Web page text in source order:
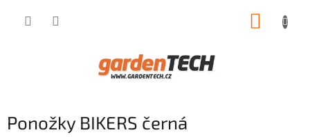
Ponožky BIKERS černá